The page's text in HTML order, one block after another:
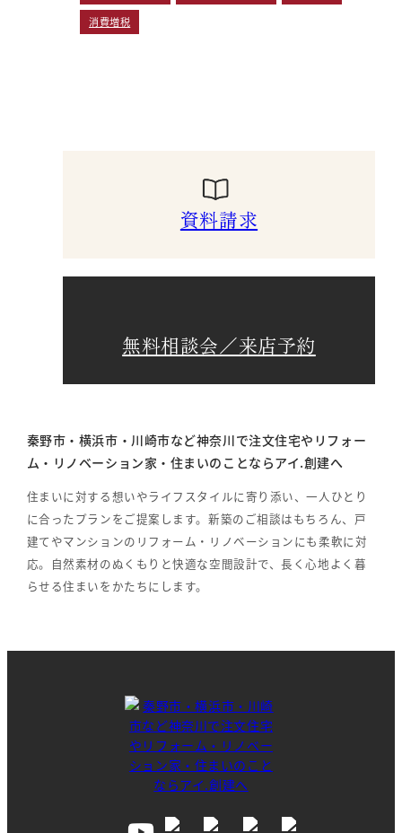
消費増税
資料請求
無料相談会／来店予約
秦野市・横浜市・川崎市など神奈川で注文住宅やリフォー
ム・リノベーション家・住まいのことならアイ.創建へ
住まいに対する想いやライフスタイルに寄り添い、一人ひとり
に合ったプランをご提案します。新築のご相談はもちろん、戸
建てやマンションのリフォーム・リノベーションにも柔軟に対
応。自然素材のぬくもりと快適な空間設計で、長く心地よく暮
らせる住まいをかたちにします。